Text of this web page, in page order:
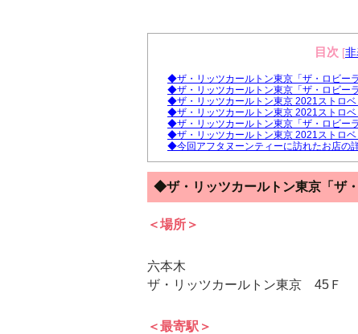
目次 [
◆ザ・リッツカールトン東京「ザ・ロビー
◆ザ・リッツカールトン東京「ザ・ロビー
◆ザ・リッツカールトン東京 2021ストロ
◆ザ・リッツカールトン東京 2021ストロ
◆ザ・リッツカールトン東京「ザ・ロビー
◆ザ・リッツカールトン東京 2021ストロ
◆今回アフタヌーンティーに訪れたお店の
◆ザ・リッツカールトン東京「ザ
＜場所＞
六本木
ザ・リッツカールトン東京 45Ｆ
＜最寄駅＞